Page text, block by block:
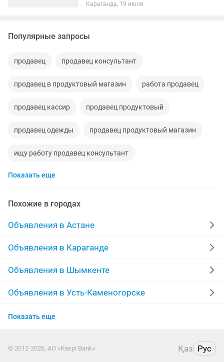
Караганда, 19 июля
Популярные запросы
продавец продавец консультант
продавец в продуктовый магазин работа продавец
продавец кассир продавец продуктовый
продавец одежды продавец продуктовый магазин
ищу работу продавец консультант
продавец косметики
требуется продавец в продуктовый магазин
требуется продавец консультант
продавец-консультант магазин
продавец детской одежды продавец бытовой химии
продавец продукты питания
Показать еще
Похожие в городах
Объявления в Астане
Объявления в Караганде
Объявления в Шымкенте
Объявления в Усть-Каменогорске
Объявления в Костанае
Показать еще
© 2012-2026, АО «Kaspi Bank» Қаз Рус